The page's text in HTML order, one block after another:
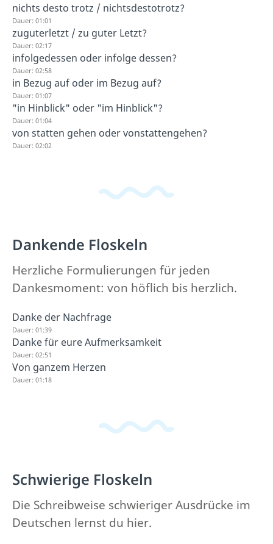
nichts desto trotz / nichtsdestotrotz?
Dauer: 01:01
zuguterletzt / zu guter Letzt?
Dauer: 02:17
infolgedessen oder infolge dessen?
Dauer: 02:58
in Bezug auf oder im Bezug auf?
Dauer: 01:07
"in Hinblick" oder "im Hinblick"?
Dauer: 01:04
von statten gehen oder vonstattengehen?
Dauer: 02:02
Dankende Floskeln
Herzliche Formulierungen für jeden
Dankesmoment: von höflich bis herzlich.
Danke der Nachfrage
Dauer: 01:39
Danke für eure Aufmerksamkeit
Dauer: 02:51
Von ganzem Herzen
Dauer: 01:18
Schwierige Floskeln
Die Schreibweise schwieriger Ausdrücke im
Deutschen lernst du hier.